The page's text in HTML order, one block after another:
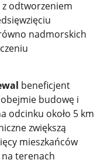
z odtworzeniem
nadmorskich
beneficjent
budowę i
odcinku około 5 km
zwiększą
mieszkańców
terenach